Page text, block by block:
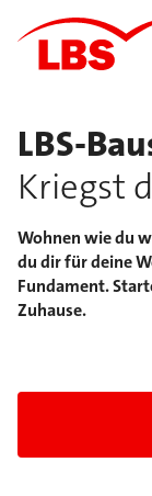
LBS-
Kriegst
Wohnen wie du
du dir für deine
Fundament.
Zuhause.
Folie 1 von